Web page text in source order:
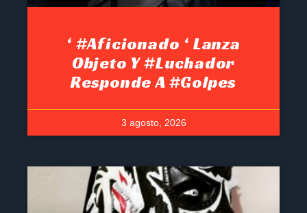
‘ #Aficionado ‘ Lanza
Objeto Y #luchador
Responde A #golpes
3 agosto, 2026